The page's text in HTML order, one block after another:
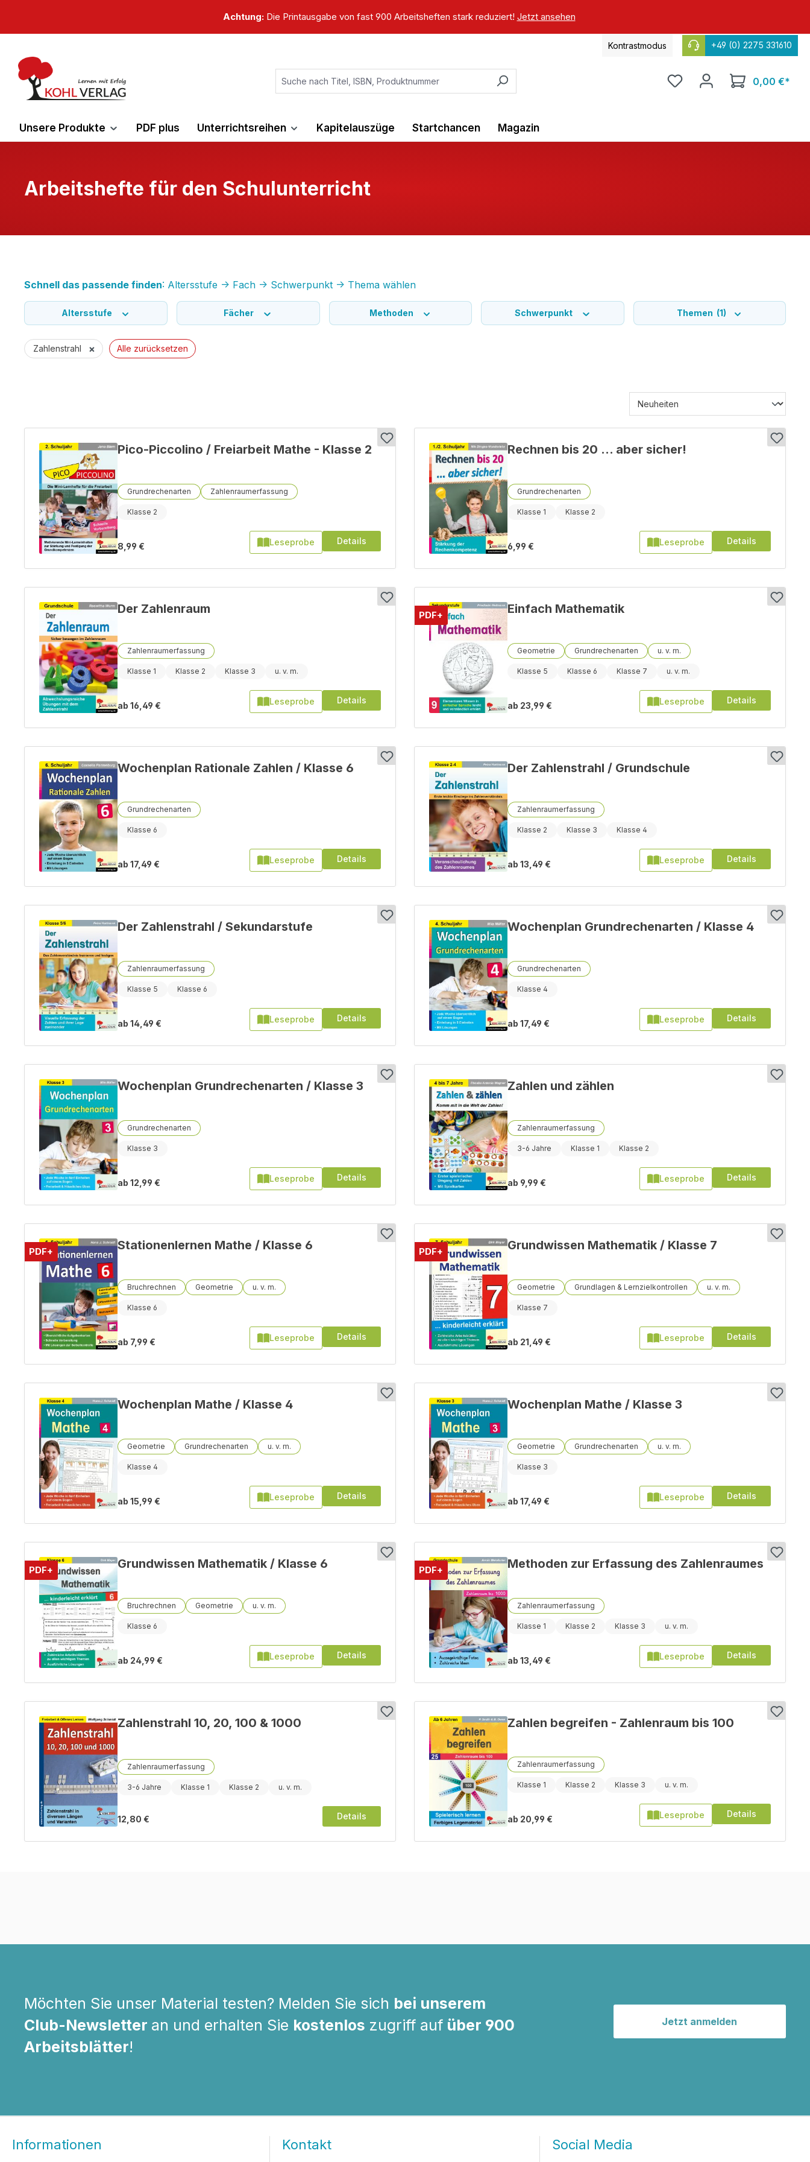
Achtung:Die Printausgabe von fast 900 Arbeitsheften stark reduziert! Jetzt ansehen
Kontrastmodus +49 (0) 2275 331610
0,00 €*
Unsere Produkte PDF plus Unterrichtsreihen Kapitelauszüge Startchancen Magazin
Arbeitshefte für den Schulunterricht
Schnell das passende finden: Altersstufe -> Fach -> Schwerpunkt -> Thema wählen
Altersstufe Fächer Methoden Schwerpunkt Themen (1)
Zahlenstrahl × Alle zurücksetzen
Pico-Piccolino / Freiarbeit Mathe - Klasse 2
Grundrechenarten Zahlenraumerfassung
Klasse 2
8,99 € Leseprobe Details
Rechnen bis 20 ... aber sicher!
Grundrechenarten
Klasse 1 Klasse 2
6,99 € Leseprobe Details
Der Zahlenraum
Zahlenraumerfassung
Klasse 1 Klasse 2 Klasse 3
ab 16,49 € Leseprobe Details
PDF+ Einfach Mathematik
Geometrie Grundrechenarten
Klasse 5 Klasse 6 Klasse 7
ab 23,99 € Leseprobe Details
Wochenplan Rationale Zahlen / Klasse 6
Grundrechenarten
Klasse 6
ab 17,49 € Leseprobe Details
Der Zahlenstrahl / Grundschule
Zahlenraumerfassung
Klasse 2 Klasse 3 Klasse 4
ab 13,49 € Leseprobe Details
Der Zahlenstrahl / Sekundarstufe
Zahlenraumerfassung
Klasse 5 Klasse 6
ab 14,49 € Leseprobe Details
Wochenplan Grundrechenarten / Klasse 4
Grundrechenarten
Klasse 4
ab 17,49 € Leseprobe Details
Wochenplan Grundrechenarten / Klasse 3
Grundrechenarten
Klasse 3
ab 12,99 € Leseprobe Details
Zahlen und zählen
Zahlenraumerfassung
3-6 Jahre Klasse 1 Klasse 2
ab 9,99 € Leseprobe Details
PDF+ Stationenlernen Mathe / Klasse 6
Bruchrechnen Geometrie
Klasse 6
ab 7,99 € Leseprobe Details
PDF+ Grundwissen Mathematik / Klasse 7
Geometrie Grundlagen & Lernzielkontrollen
Klasse 7
ab 21,49 € Leseprobe Details
Wochenplan Mathe / Klasse 4
Geometrie Grundrechenarten
Klasse 4
ab 15,99 € Leseprobe Details
Wochenplan Mathe / Klasse 3
Geometrie Grundrechenarten
Klasse 3
ab 17,49 € Leseprobe Details
PDF+ Grundwissen Mathematik / Klasse 6
Bruchrechnen Geometrie
Klasse 6
ab 24,99 € Leseprobe Details
PDF+ Methoden zur Erfassung des Zahlenraumes
Zahlenraumerfassung
Klasse 1 Klasse 2 Klasse 3
ab 13,49 € Leseprobe Details
Zahlenstrahl 10, 20, 100 & 1000
Zahlenraumerfassung
3-6 Jahre Klasse 1 Klasse 2
12,80 € Details
Zahlen begreifen - Zahlenraum bis 100
Zahlenraumerfassung
Klasse 1 Klasse 2 Klasse 3
ab 20,99 € Leseprobe Details
Möchten Sie unser Material testen? Melden Sie sich bei unserem
Club-Newsletter an und erhalten Sie kostenlos zugriff auf über 900
Arbeitsblätter!
Jetzt anmelden
Informationen Kontakt Social Media